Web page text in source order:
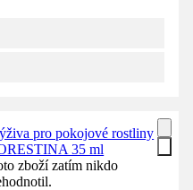
pro pokojové rostliny
35 ml
zboží zatím nikdo